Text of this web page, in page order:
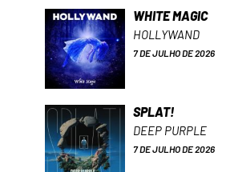
WHITE MAGIC
HOLLYWAND
7 DE JULHO DE 2026
SPLAT!
DEEP PURPLE
7 DE JULHO DE 2026